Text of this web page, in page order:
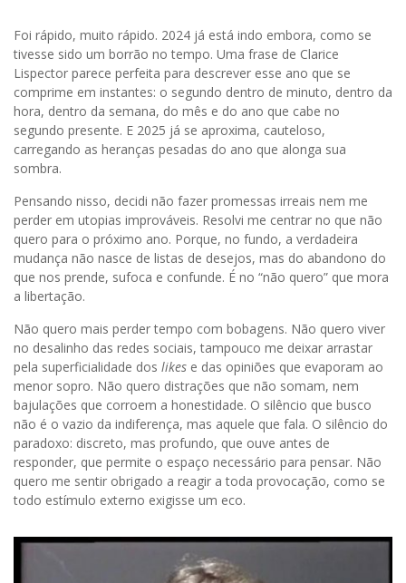
Foi rápido, muito rápido. 2024 já está indo embora, como se
tivesse sido um borrão no tempo. Uma frase de Clarice
Lispector parece perfeita para descrever esse ano que se
comprime em instantes: o segundo dentro de minuto, dentro da
hora, dentro da semana, do mês e do ano que cabe no
segundo presente. E 2025 já se aproxima, cauteloso,
carregando as heranças pesadas do ano que alonga sua
sombra.
Pensando nisso, decidi não fazer promessas irreais nem me
perder em utopias improváveis. Resolvi me centrar no que não
quero para o próximo ano. Porque, no fundo, a verdadeira
mudança não nasce de listas de desejos, mas do abandono do
que nos prende, sufoca e confunde. É no “não quero” que mora
a libertação.
Não quero mais perder tempo com bobagens. Não quero viver
no desalinho das redes sociais, tampouco me deixar arrastar
pela superficialidade dos likes e das opiniões que evaporam ao
menor sopro. Não quero distrações que não somam, nem
bajulações que corroem a honestidade. O silêncio que busco
não é o vazio da indiferença, mas aquele que fala. O silêncio do
paradoxo: discreto, mas profundo, que ouve antes de
responder, que permite o espaço necessário para pensar. Não
quero me sentir obrigado a reagir a toda provocação, como se
todo estímulo externo exigisse um eco.